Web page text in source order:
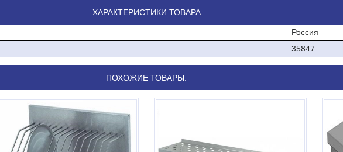
ХАРАКТЕРИСТИКИ ТОВАРА
Россия
35847
ПОХОЖИЕ ТОВАРЫ: